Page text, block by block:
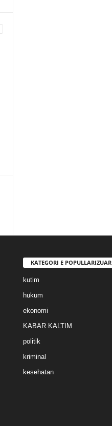
KATEGORI E POPULLARIZUAR
kutim
hukum
ekonomi
KABAR KALTIM
politik
kriminal
kesehatan